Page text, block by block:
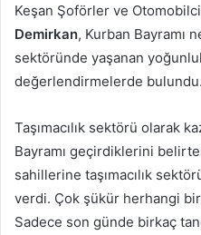
Keşan Şoförler ve
Demirkan, Kurban Bayramı
sektöründe yaşanan
değerlendirmelerde bulundu.
Taşımacılık sektörü olarak
Bayramı geçirdiklerini
sahillerine taşımacılık
verdi. Çok şükür herhangi bir
Sadece son günde birkaç